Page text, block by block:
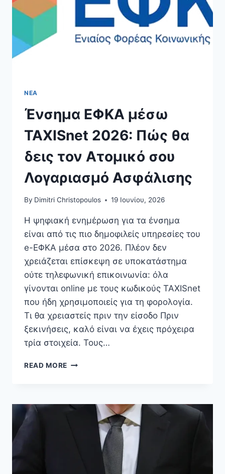
ΝΈΑ
Ένσημα ΕΦΚΑ μέσω
TAXISnet 2026: Πώς θα
δεις τον Ατομικό σου
Λογαριασμό Ασφάλισης
By Dimitri Christopoulos 19 Ιουνίου, 2026
Η ψηφιακή ενημέρωση για τα ένσημα
είναι από τις πιο δημοφιλείς υπηρεσίες του
e-ΕΦΚΑ μέσα στο 2026. Πλέον δεν
χρειάζεται επίσκεψη σε υποκατάστημα
ούτε τηλεφωνική επικοινωνία: όλα
γίνονται online με τους κωδικούς TAXISnet
που ήδη χρησιμοποιείς για τη φορολογία.
Τι θα χρειαστείς πριν την είσοδο Πριν
ξεκινήσεις, καλό είναι να έχεις πρόχειρα
τρία στοιχεία. Τους…
READ MORE ΈΝΣΗΜΑ
2026: